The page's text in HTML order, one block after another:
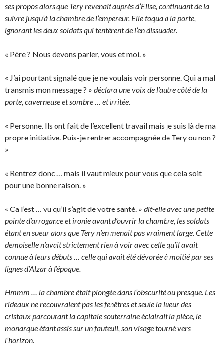
ses propos alors que Tery revenait auprès d’Elise, continuant de la
suivre jusqu’à la chambre de l’empereur. Elle toqua à la porte,
ignorant les deux soldats qui tentèrent de l’en dissuader.
« Père ? Nous devons parler, vous et moi. »
« J’ai pourtant signalé que je ne voulais voir personne. Qui a mal
transmis mon message ? » déclara une voix de l’autre côté de la
porte, caverneuse et sombre … et irritée.
« Personne. Ils ont fait de l’excellent travail mais je suis là de ma
propre initiative. Puis-je rentrer accompagnée de Tery ou non ?
»
« Rentrez donc … mais il vaut mieux pour vous que cela soit
pour une bonne raison. »
« Ca l’est … vu qu’il s’agit de votre santé. » dit-elle avec une petite
pointe d’arrogance et ironie avant d’ouvrir la chambre, les soldats
étant en sueur alors que Tery n’en menait pas vraiment large. Cette
demoiselle n’avait strictement rien à voir avec celle qu’il avait
connue à leurs débuts … celle qui avait été dévorée à moitié par ses
lignes d’Alzar à l’époque.
Hmmm … la chambre était plongée dans l’obscurité ou presque. Les
rideaux ne recouvraient pas les fenêtres et seule la lueur des
cristaux parcourant la capitale souterraine éclairait la pièce, le
monarque étant assis sur un fauteuil, son visage tourné vers
l’horizon.